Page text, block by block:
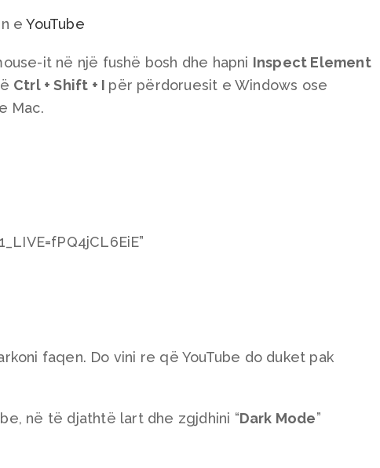
eYouTube
it në një fushë bosh dhe hapni Inspect Element
Ctrl + Shift + I për përdoruesit e Windows ose
Mac.
faqen. Do vini re që YouTube do duket pak
në të djathtë lart dhe zgjdhini “Dark Mode”